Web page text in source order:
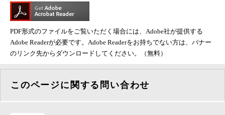
PDF形式のファイルをご覧いただく場合には、Adobe社が提供する
Adobe Readerが必要です。Adobe Readerをお持ちでない方は、バナー
のリンク先からダウンロードしてください。（無料）
このページに関する問い合わせ